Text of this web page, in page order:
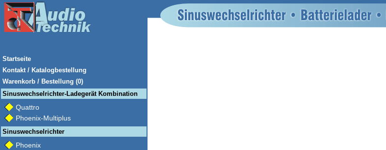
Startseite
Kontakt / Katalogbestellung
Warenkorb / Bestellung (0)
Sinuswechselrichter-Ladegerät Kombination
Quattro
Phoenix-Multiplus
Sinuswechselrichter
Phoenix